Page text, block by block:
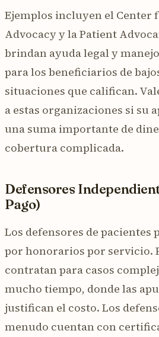
Ejemplos incluyen el Center
Advocacy y la Patient
brindan ayuda legal y
para los beneficiarios de
situaciones que califican.
a estas organizaciones si su
una suma importante de
cobertura complicada.
Defensores
Pago)
Los defensores de pacientes
por honorarios por servicio.
contratan para casos
mucho tiempo, donde las
justifican el costo. Los
menudo cuentan con